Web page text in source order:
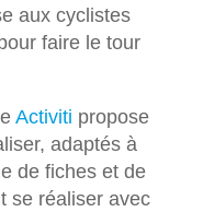
aux cyclistes
faire le tour
Activiti propose
adaptés à
de fiches et de
se réaliser avec